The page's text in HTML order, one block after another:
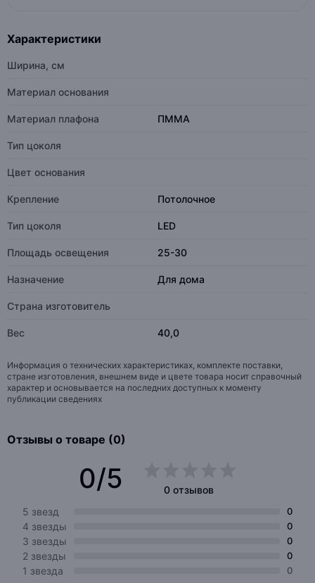
Характеристики
Ширина, см
Материал основания
Материал плафона ПММА
Тип цоколя
Цвет основания
Крепление Потолочное
Тип цоколя LED
Площадь освещения 25-30
Назначение Для дома
Страна изготовитель
Вес 40,0
Информация о технических характеристиках, комплекте поставки,
стране изготовления, внешнем виде и цвете товара носит справочный
характер и основывается на последних доступных к моменту
публикации сведениях
Отзывы о товаре (0)
0/5
0 отзывов
5 звезд
0
4 звезды 0
3 звезды 0
2 звезды 0
1 звезда 0